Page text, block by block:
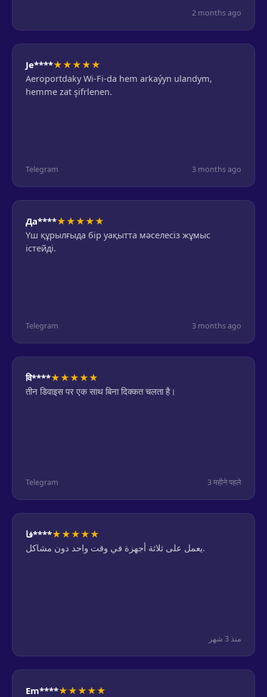
2 months ago
Je****★★★★★
Aeroportdaky Wi-Fi-da hem arkaýyn ulandym,
hemme zat şifrlenen.
Telegram 3 months ago
Да****★★★★★
Үш құрылғыда бір уақытта мәселесіз жұмыс
істейді.
Telegram 3 months ago
वि****★★★★★
तीन डिवाइस पर एक साथ बिना दिक्कत चलता है।
Telegram 3 महीने पहले
فا****★★★★★
يعمل على ثلاثة أجهزة في وقت واحد دون مشاكل.
منذ 3 شهر
Em****★★★★★